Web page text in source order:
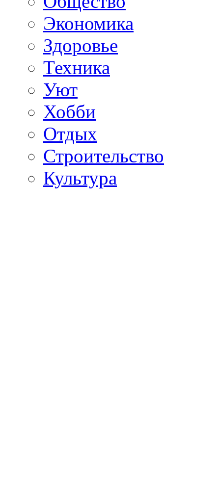
Экономика
Здоровье
Техника
Уют
Хобби
Отдых
Строительство
Культура